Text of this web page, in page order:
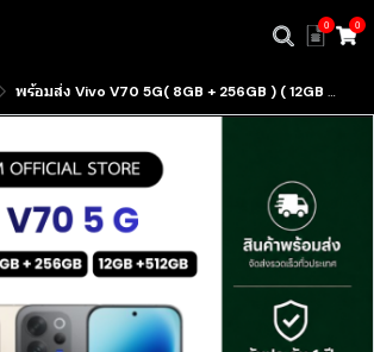
0 0
พร้อมส่ง Vivo V70 5G( 8GB + 256GB ) ( 12GB + 256GB ) ( 12GB + 512GB ) มีบริการับสินค้าหน้าร้าน